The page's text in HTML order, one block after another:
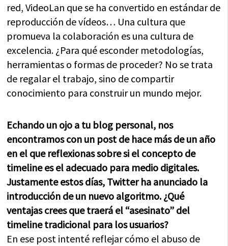
red, VideoLan que se ha convertido en estándar de
reproducción de vídeos… Una cultura que
promueva la colaboración es una cultura de
excelencia. ¿Para qué esconder metodologías,
herramientas o formas de proceder? No se trata
de regalar el trabajo, sino de compartir
conocimiento para construir un mundo mejor.
Echando un ojo a tu blog personal, nos
encontramos con un post de hace más de un año
en el que reflexionas sobre si el concepto de
timeline es el adecuado para medio digitales.
Justamente estos días, Twitter ha anunciado la
introducción de un nuevo algoritmo. ¿Qué
ventajas crees que traerá el “asesinato” del
timeline tradicional para los usuarios?
En ese post intenté reflejar cómo el abuso de